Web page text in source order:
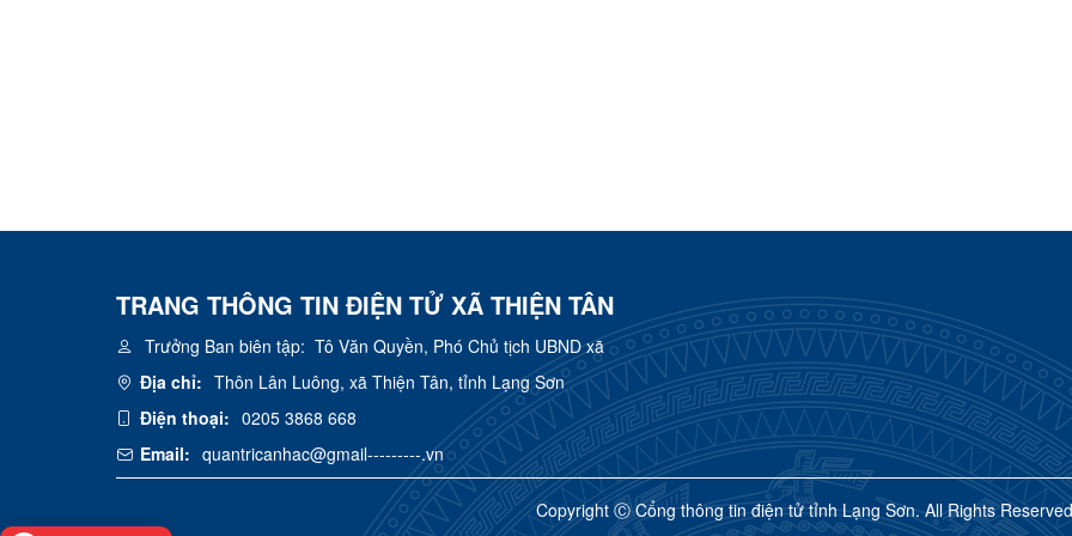
TRANG THÔNG TIN ĐIỆN TỬ XÃ THIỆN TÂN
Trưởng Ban biên tập: Tô Văn Quyền, Phó Chủ tịch UBND xã
Địa chỉ: Thôn Lân Luông, xã Thiện Tân, tỉnh Lạng Sơn
Điện thoại: 0205 3868 668
Email: quantricanhac@gmail---------.vn
Copyright Ⓒ Cổng thông tin điện tử tỉnh Lạng Sơn. All Rights Reserved